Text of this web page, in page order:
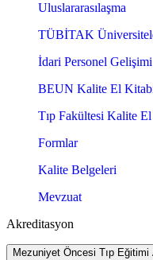
Uluslararasılaşma
TÜBİTAK
İdari Personel Gelişimi
BEUN Kalite El
Tıp Fakültesi Kalite El
Formlar
Kalite Belgeleri
Mevzuat
Akreditasyon
Mezuniyet Öncesi Tıp